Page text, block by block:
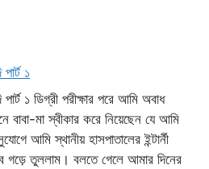
১
১ ডিগ্রী পরীক্ষার পরে আমি অবাধ
বাবা-মা স্বীকার করে নিয়েছেন যে আমি
আমি স্থানীয় হাসপাতালের ইন্টার্নী
গড়ে তুললাম। বলতে গেলে আমার দিনের